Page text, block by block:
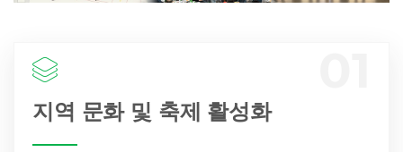
지역 문화 및 축제 활성화